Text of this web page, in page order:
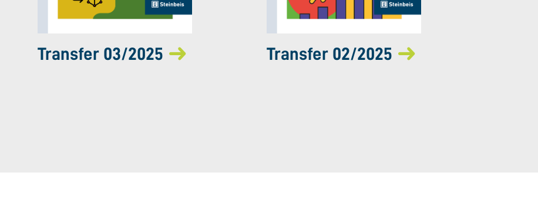
Transfer 03/2025 Transfer 02/2025